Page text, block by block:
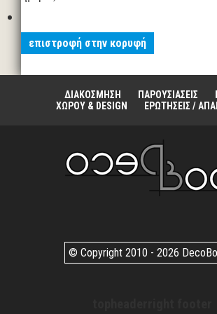
επιστροφή στην κορυφή
ΔΙΑΚΟΣΜΗΣΗ ΠΑΡΟΥΣΙΑΣΕΙΣ
ΧΩΡΟΥ & DESIGN
ΕΡΩΤΗΣΕΙΣ /
© Copyright 2010 - 2026